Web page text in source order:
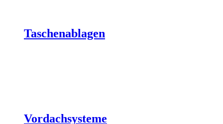
Taschenablagen
Vordachsysteme